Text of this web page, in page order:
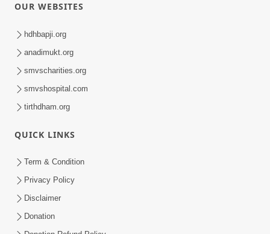
OUR WEBSITES
hdhbapji.org
anadimukt.org
smvscharities.org
smvshospital.com
tirthdham.org
QUICK LINKS
Term & Condition
Privacy Policy
Disclaimer
Donation